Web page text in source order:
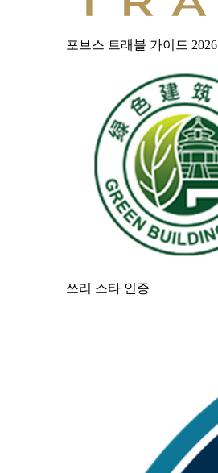
포브스 트래블 가이드 2026
쓰리 스타 인증